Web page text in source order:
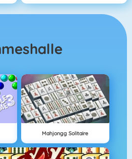
Mahjongg Solitaire